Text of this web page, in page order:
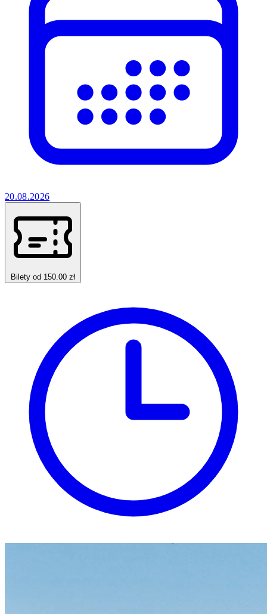
20.08.2026
Bilety od 150.00 zł